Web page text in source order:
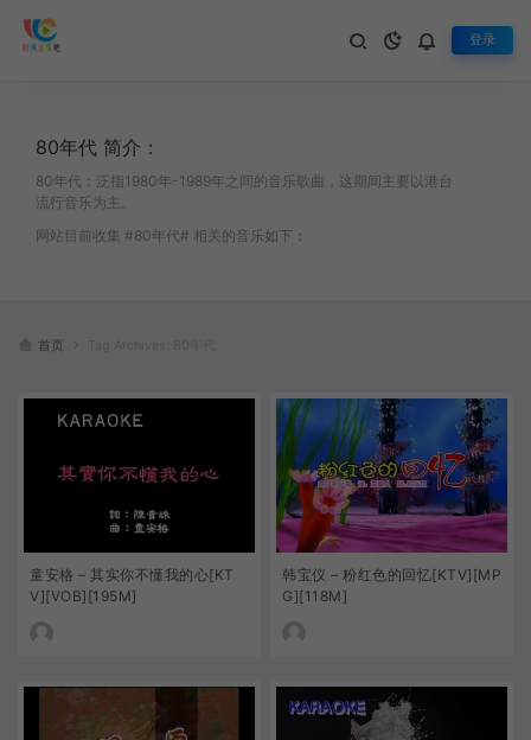
登录
80年代 简介：
80年代：泛指1980年-1989年之间的音乐歌曲，这期间主要以港台
流行音乐为主。
网站目前收集 #80年代# 相关的音乐如下：
首页
童安格 – 其实你不懂我的心[KT
V][VOB][195M]
韩宝仪 – 粉红色的回忆[KTV][MP
G][118M]